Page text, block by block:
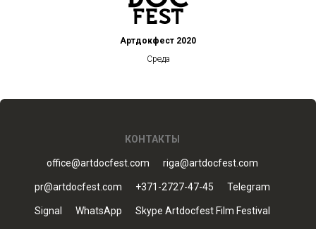
Артдокфест 2020
Среда
КОНТАКТЫ
office@artdocfest.com riga@artdocfest.com
pr@artdocfest.com +371-2727-47-45 Telegram
Signal WhatsApp Skype Artdocfest Film Festival